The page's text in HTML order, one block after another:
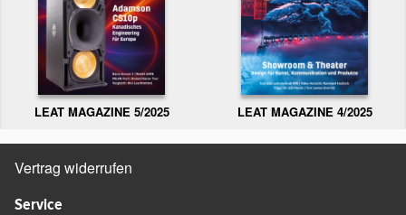
LEAT MAGAZINE 5/2025 LEAT MAGAZINE 4/2025
Vertrag widerrufen
Service